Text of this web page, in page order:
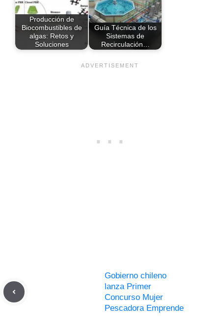
Producción de
Biocombustibles de
algas: Retos y
Soluciones
Guía Técnica de los
Sistemas de
Recirculación…
Gobierno chileno
lanza Primer
Concurso Mujer
Pescadora Emprende